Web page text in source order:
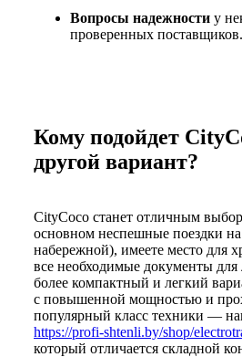
Вопросы надежности у
проверенных поставщиков.
Кому подойдет
другой вариант?
CityCoco станет отличным
основном неспешные поездки
набережной), имеете место для
все необходимые документы
более компактный и легкий
с повышенной мощностью и
популярный класс техники —
https://profi-shtenli.by/shop/
который отличается складной